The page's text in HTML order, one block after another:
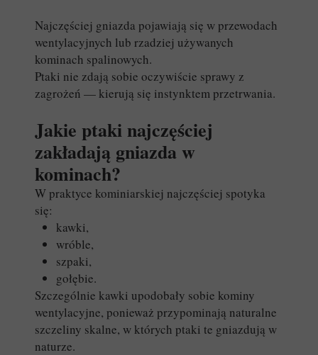
Najczęściej gniazda pojawiają się w przewodach
wentylacyjnych lub rzadziej używanych
kominach spalinowych.
Ptaki nie zdają sobie oczywiście sprawy z
zagrożeń — kierują się instynktem przetrwania.
Jakie ptaki najczęściej
zakładają gniazda w
kominach?
W praktyce kominiarskiej najczęściej spotyka
się:
kawki,
wróble,
szpaki,
gołębie.
Szczególnie kawki upodobały sobie kominy
wentylacyjne, ponieważ przypominają naturalne
szczeliny skalne, w których ptaki te gniazdują w
naturze.